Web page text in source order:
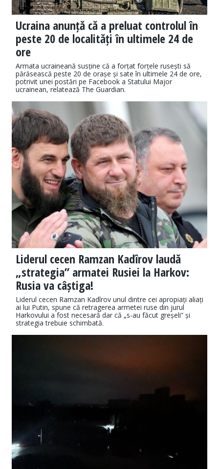
Ucraina anunță că a preluat controlul în
peste 20 de localități în ultimele 24 de
ore
Armata ucraineană susține că a forțat forțele rusești să
părăsească peste 20 de orașe și sate în ultimele 24 de ore,
potrivit unei postări pe Facebook a Statului Major
ucrainean, relatează The Guardian.
Liderul cecen Ramzan Kadîrov laudă
„strategia” armatei Rusiei la Harkov:
Rusia va câștiga!
Liderul cecen Ramzan Kadîrov unul dintre cei apropiați aliați
ai lui Putin, spune că retragerea armetei ruse din jurul
Harkovului a fost necesară dar că „s-au făcut greșeli” și
strategia trebuie schimbată.